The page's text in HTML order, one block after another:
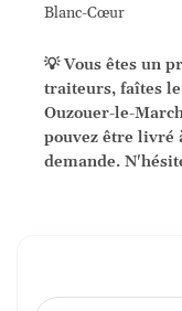
Blanc-Cœur
💡 Vous êtes un
traiteurs, faîtes
Ouzouer-le-
pouvez être livré
demande.